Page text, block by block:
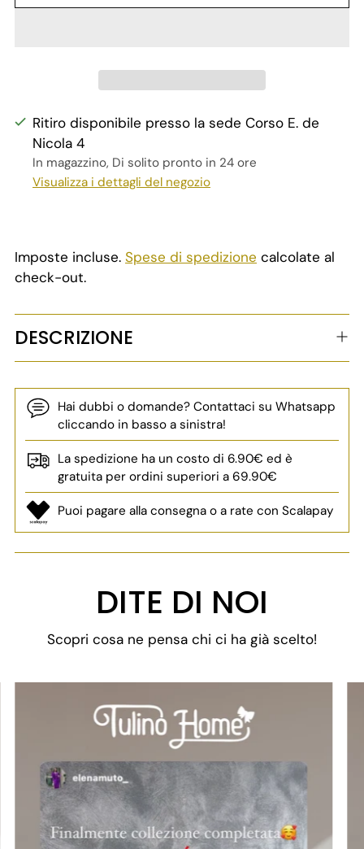
Ritiro disponibile presso la sede Corso E. de
Nicola 4
In magazzino, Di solito pronto in 24 ore
Visualizza i dettagli del negozio
Imposte incluse. Spese di spedizione calcolate al
check-out.
DESCRIZIONE
Hai dubbi o domande? Contattaci su Whatsapp
cliccando in basso a sinistra!
La spedizione ha un costo di 6.90€ ed è
gratuita per ordini superiori a 69.90€
Puoi pagare alla consegna o a rate con Scalapay
carrello...
DITE DI NOI
Scopri cosa ne pensa chi ci ha già scelto!